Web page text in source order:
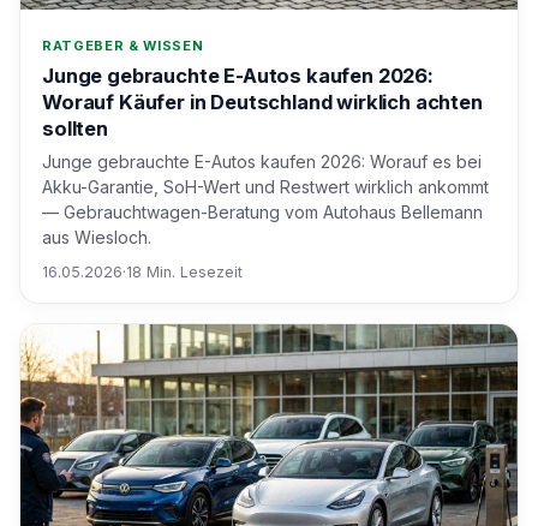
RATGEBER & WISSEN
Junge gebrauchte E-Autos kaufen 2026:
Worauf Käufer in Deutschland wirklich achten
sollten
Junge gebrauchte E-Autos kaufen 2026: Worauf es bei
Akku-Garantie, SoH-Wert und Restwert wirklich ankommt
— Gebrauchtwagen-Beratung vom Autohaus Bellemann
aus Wiesloch.
16.05.2026·18 Min. Lesezeit